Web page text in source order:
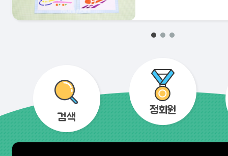
검색
정회원